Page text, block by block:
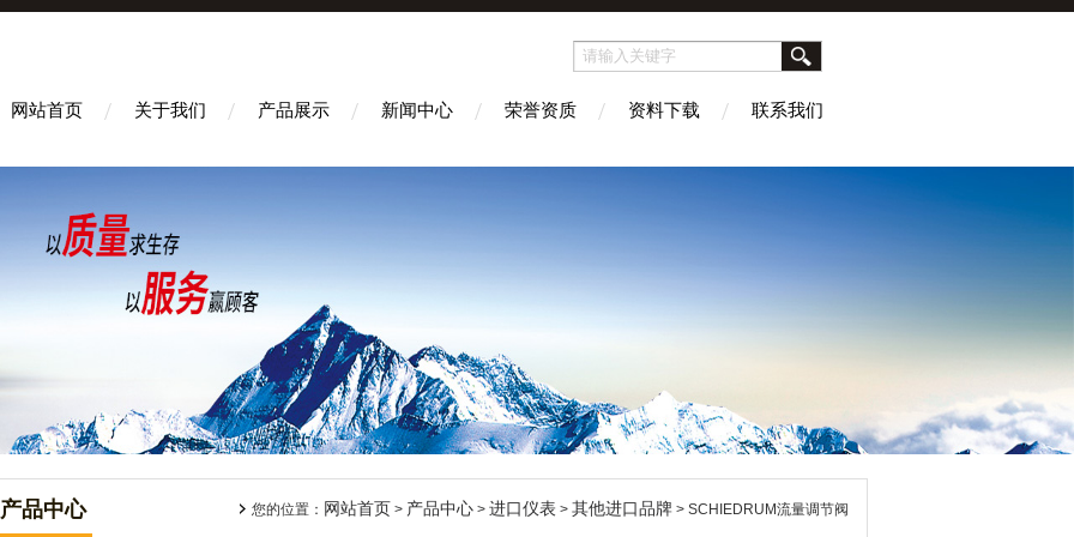
网站首页 关于我们 产品展示 新闻中心 荣誉资质 资料下载 联系我们
产品中心 您的位置： 网站首页 > 产品中心 > 进口仪表 > 其他进口品牌 > SCHIEDRUM流量调节阀